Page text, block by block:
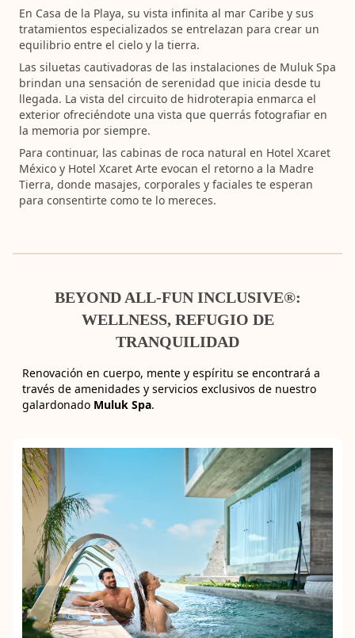
En Casa de la Playa, su vista infinita al mar Caribe y sus
tratamientos especializados se entrelazan para crear un
equilibrio entre el cielo y la tierra.
Las siluetas cautivadoras de las instalaciones de Muluk Spa
brindan una sensación de serenidad que inicia desde tu
llegada. La vista del circuito de hidroterapia enmarca el
exterior ofreciéndote una vista que querrás fotografiar en
la memoria por siempre.
Para continuar, las cabinas de roca natural en Hotel Xcaret
México y Hotel Xcaret Arte evocan el retorno a la Madre
Tierra, donde masajes, corporales y faciales te esperan
para consentirte como te lo mereces.
BEYOND ALL-FUN INCLUSIVE®:
WELLNESS, REFUGIO DE
TRANQUILIDAD
Renovación en cuerpo, mente y espíritu se encontrará a
través de amenidades y servicios exclusivos de nuestro
galardonado Muluk Spa.